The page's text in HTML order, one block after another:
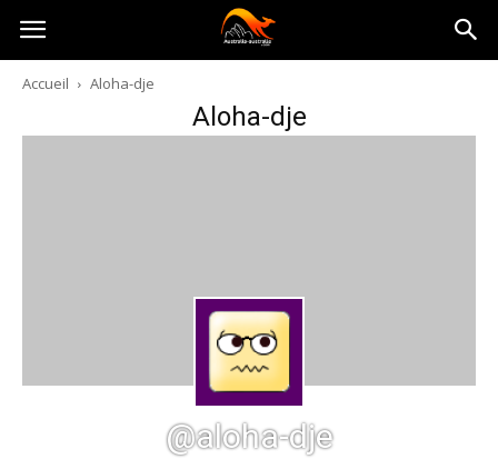
Australia-
australie.com
Accueil Aloha-dje
Aloha-dje
@aloha-dje